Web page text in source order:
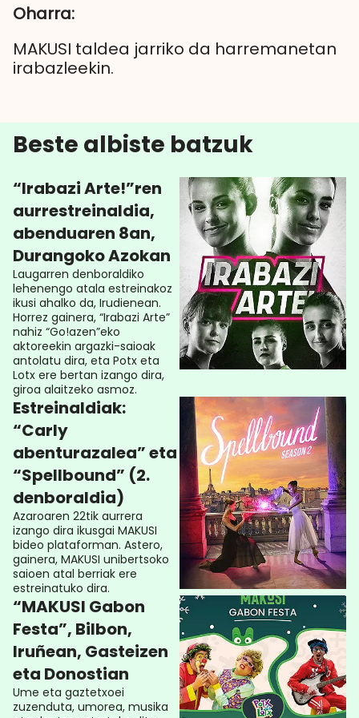
Oharra:
MAKUSI taldea jarriko da harremanetan
irabazleekin.
Beste albiste batzuk
“Irabazi Arte!”ren
aurrestreinaldia,
abenduaren 8an,
Durangoko Azokan
Laugarren denboraldiko
lehenengo atala estreinakoz
ikusi ahalko da, Irudienean.
Horrez gainera, “Irabazi Arte”
nahiz “Go!azen”eko
aktoreekin argazki-saioak
antolatu dira, eta Potx eta
Lotx ere bertan izango dira,
giroa alaitzeko asmoz.
Estreinaldiak:
“Carly
abenturazalea” eta
“Spellbound” (2.
denboraldia)
Azaroaren 22tik aurrera
izango dira ikusgai MAKUSI
bideo plataforman. Astero,
gainera, MAKUSI unibertsoko
saioen atal berriak ere
estreinatuko dira.
“MAKUSI Gabon
Festa”, Bilbon,
Iruñean, Gasteizen
eta Donostian
Ume eta gaztetxoei
zuzenduta, umorea, musika